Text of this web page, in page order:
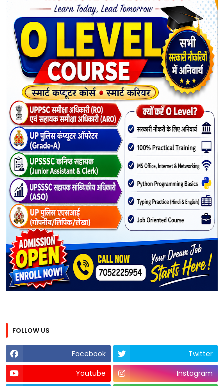
FOLLOW US
Facebook
Twitter
Youtube
Instagram